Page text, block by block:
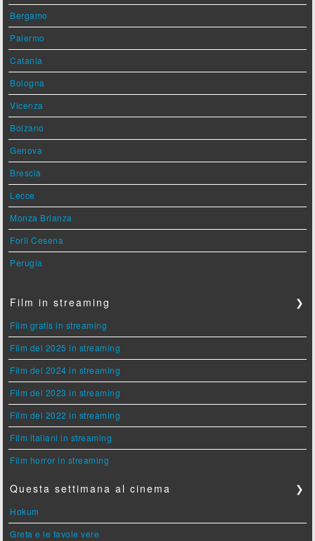
Bergamo
Palermo
Catania
Bologna
Vicenza
Bolzano
Genova
Brescia
Lecce
Monza Brianza
Forlì Cesena
Perugia
Film in streaming ❯
Film gratis in streaming
Film del 2025 in streaming
Film del 2024 in streaming
Film del 2023 in streaming
Film del 2022 in streaming
Film italiani in streaming
Film horror in streaming
Questa settimana al cinema ❯
Hokum
Greta e le favole vere